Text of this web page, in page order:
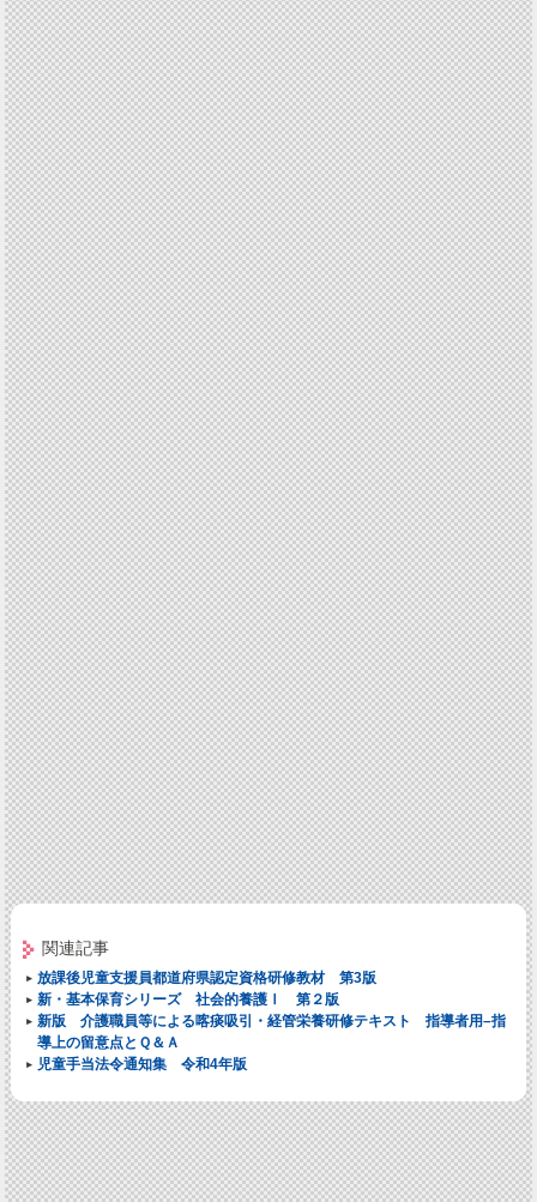
関連記事
放課後児童支援員都道府県認定資格研修教材 第3版
新・基本保育シリーズ 社会的養護Ⅰ 第２版
新版 介護職員等による喀痰吸引・経管栄養研修テキスト 指導者用–指
導上の留意点とＱ＆Ａ
児童手当法令通知集 令和4年版